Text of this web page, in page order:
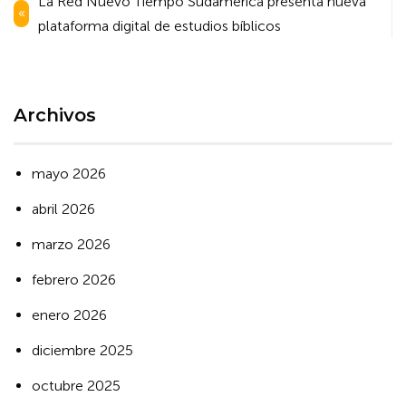
de plataforma digital de estudios bíblicos
Archivos
mayo 2026
abril 2026
marzo 2026
febrero 2026
enero 2026
diciembre 2025
octubre 2025